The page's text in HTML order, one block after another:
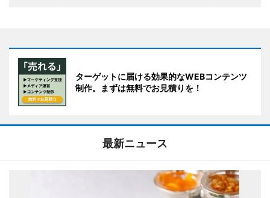
ターゲットに届ける効果的なWEBコンテンツ
制作。まずは無料でお見積りを！
最新ニュース